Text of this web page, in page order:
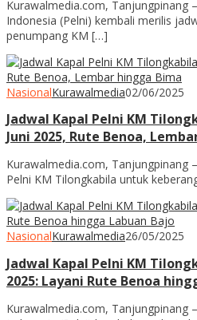
Kurawalmedia.com, Tanjungpinang
Indonesia (Pelni) kembali merilis
penumpang KM […]
NasionalKurawalmedia02/06/2025
Jadwal Kapal Pelni KM
Juni 2025, Rute Benoa,
Kurawalmedia.com, Tanjungpinang
Pelni KM Tilongkabila untuk
NasionalKurawalmedia26/05/2025
Jadwal Kapal Pelni KM
2025: Layani Rute Benoa
Kurawalmedia.com, Tanjungpinang